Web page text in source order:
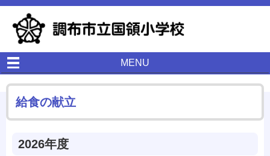
MENU
給食の献立
2026年度